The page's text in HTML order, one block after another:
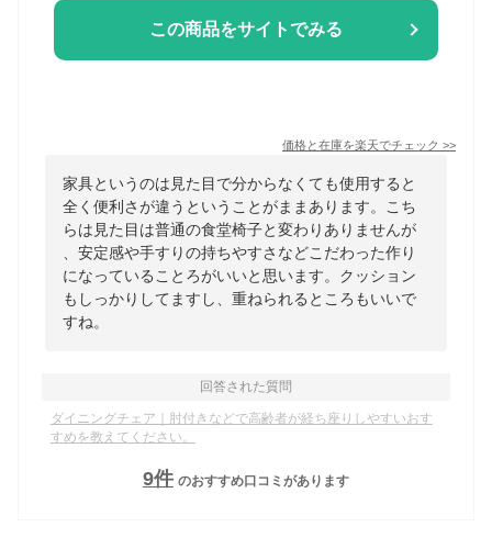
この商品をサイトでみる
価格と在庫を楽天でチェック >>
家具というのは見た目で分からなくても使用すると
全く便利さが違うということがままあります。こち
らは見た目は普通の食堂椅子と変わりありませんが
、安定感や手すりの持ちやすさなどこだわった作り
になっていることろがいいと思います。クッション
もしっかりしてますし、重ねられるところもいいで
すね。
回答された質問
ダイニングチェア｜肘付きなどで高齢者が経ち座りしやすいおす
すめを教えてください。
9件 のおすすめ口コミがあります